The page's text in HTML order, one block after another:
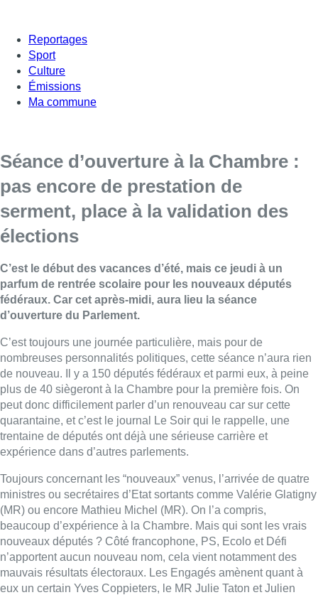
Reportages
Sport
Culture
Émissions
Ma commune
Séance d’ouverture à la Chambre :
pas encore de prestation de
serment, place à la validation des
élections
C’est le début des vacances d’été, mais ce jeudi à un
parfum de rentrée scolaire pour les nouveaux députés
fédéraux. Car cet après-midi, aura lieu la séance
d’ouverture du Parlement.
C’est toujours une journée particulière, mais pour de
nombreuses personnalités politiques, cette séance n’aura rien
de nouveau. Il y a 150 députés fédéraux et parmi eux, à peine
plus de 40 siègeront à la Chambre pour la première fois. On
peut donc difficilement parler d’un renouveau car sur cette
quarantaine, et c’est le journal Le Soir qui le rappelle, une
trentaine de députés ont déjà une sérieuse carrière et
expérience dans d’autres parlements.
Toujours concernant les “nouveaux” venus, l’arrivée de quatre
ministres ou secrétaires d’Etat sortants comme Valérie Glatigny
(MR) ou encore Mathieu Michel (MR). On l’a compris,
beaucoup d’expérience à la Chambre. Mais qui sont les vrais
nouveaux députés ? Côté francophone, PS, Ecolo et Défi
n’apportent aucun nouveau nom, cela vient notamment des
mauvais résultats électoraux. Les Engagés amènent quant à
eux un certain Yves Coppieters, le MR Julie Taton et Julien